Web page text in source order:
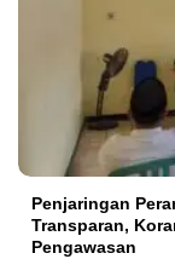
Penjaringan
Transparan,
Pengawasan